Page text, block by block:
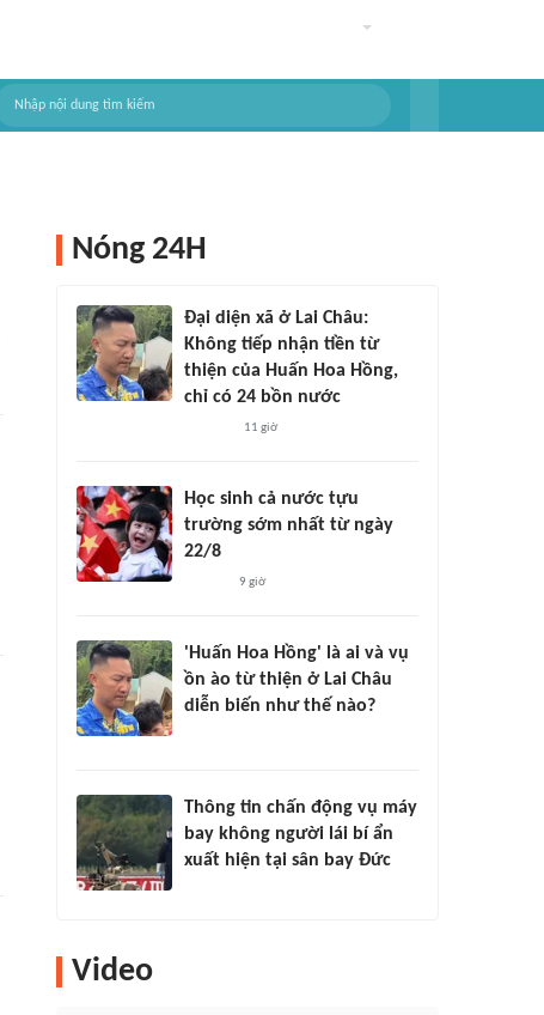
Nóng 24H
Đại diện xã ở Lai Châu:
Không tiếp nhận tiền từ
thiện của Huấn Hoa Hồng,
chỉ có 24 bồn nước
11 giờ
Học sinh cả nước tựu
trường sớm nhất từ ngày
22/8
9 giờ
'Huấn Hoa Hồng' là ai và vụ
ồn ào từ thiện ở Lai Châu
diễn biến như thế nào?
Thông tin chấn động vụ máy
bay không người lái bí ẩn
xuất hiện tại sân bay Đức
Video